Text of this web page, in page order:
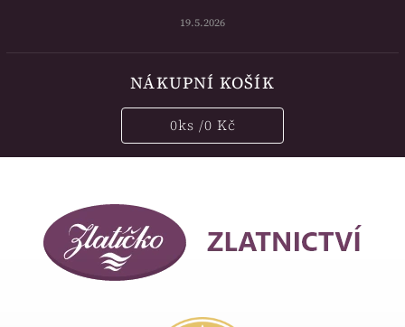
19.5.2026
NÁKUPNÍ KOŠÍK
0ks /0 Kč